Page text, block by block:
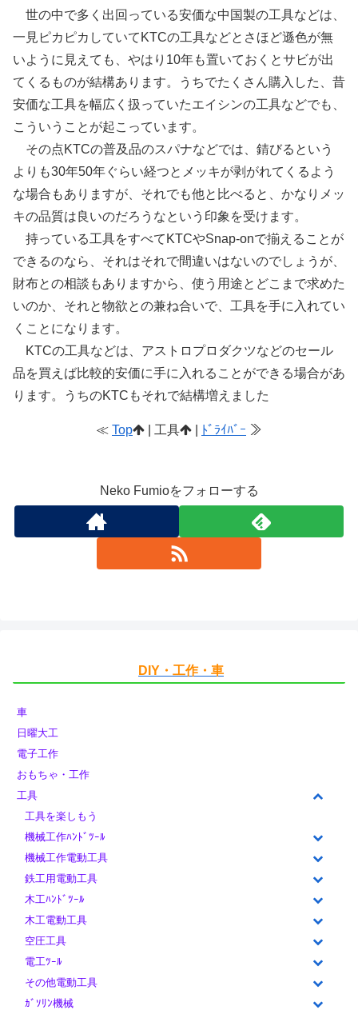
世の中で多く出回っている安価な中国製の工具などは、
一見ピカピカしていてKTCの工具などとさほど遜色が無
いように見えても、やはり10年も置いておくとサビが出
てくるものが結構あります。うちでたくさん購入した、昔
安価な工具を幅広く扱っていたエイシンの工具などでも、
こういうことが起こっています。
その点KTCの普及品のスパナなどでは、錆びるという
よりも30年50年ぐらい経つとメッキが剥がれてくるよう
な場合もありますが、それでも他と比べると、かなりメッ
キの品質は良いのだろうなという印象を受けます。
持っている工具をすべてKTCやSnap-onで揃えることが
できるのなら、それはそれで間違いはないのでしょうが、
財布との相談もありますから、使う用途とどこまで求めた
いのか、それと物欲との兼ね合いで、工具を手に入れてい
くことになります。
KTCの工具などは、アストロプロダクツなどのセール
品を買えば比較的安価に手に入れることができる場合があ
ります。うちのKTCもそれで結構増えました
≪ Top | 工具 ﾄﾞﾗｲﾊﾞｰ ≫
Neko Fumioをフォローする
DIY・工作・車
車
日曜大工
電子工作
おもちゃ・工作
工具
工具を楽しもう
機械工作ﾊﾝﾄﾞﾂｰﾙ
機械工作電動工具
鉄工用電動工具
木工ﾊﾝﾄﾞﾂｰﾙ
木工電動工具
空圧工具
電工ﾂｰﾙ
その他電動工具
ｶﾞｿﾘﾝ機械